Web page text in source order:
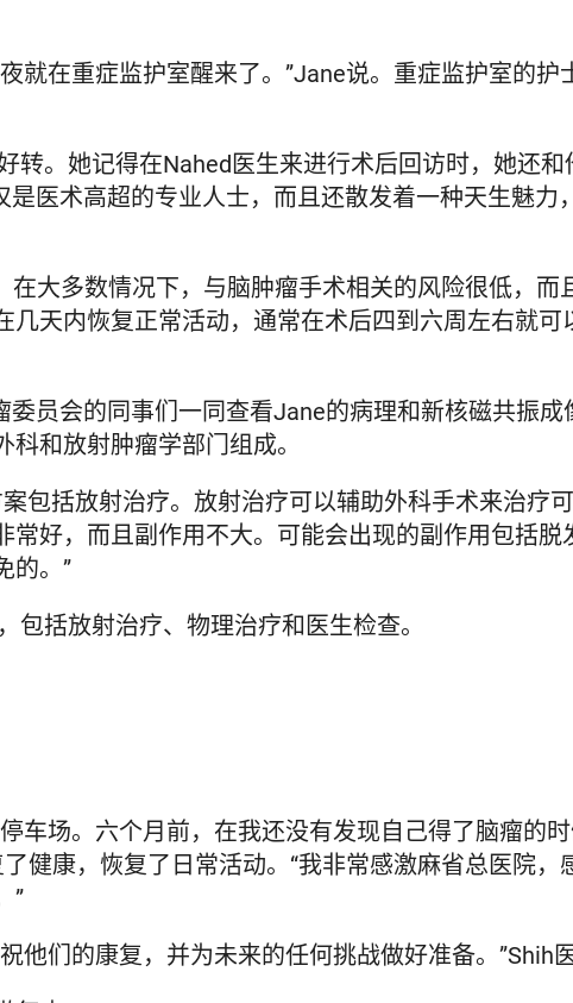
就在重症监护室醒来了。”Jane说。重症监护室的护
。她记得在Nahed医生来进行术后回访时，她还和
医术高超的专业人士，而且还散发着一种天生魅力
大多数情况下，与脑肿瘤手术相关的风险很低，而
天内恢复正常活动，通常在术后四到六周左右就可
员会的同事们一同查看Jane的病理和新核磁共振成
和放射肿瘤学部门组成。
包括放射治疗。放射治疗可以辅助外科手术来治疗
好，而且副作用不大。可能会出现的副作用包括脱
的。”
括放射治疗、物理治疗和医生检查。
车场。六个月前，在我还没有发现自己得了脑瘤的
健康，恢复了日常活动。“我非常感激麻省总医院，
”
们的康复，并为未来的任何挑战做好准备。”Shih医